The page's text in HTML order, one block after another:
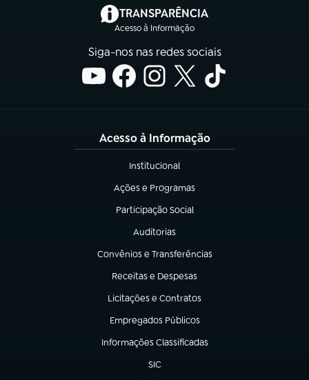
TRANSPARÊNCIA
Acesso à Informação
(abre em nova aba)
Siga-nos nas redes sociais
Acesso à Informação
Institucional
(abre em nova aba)
Ações e Programas
(abre em nova aba)
Participação Social
(abre em nova aba)
Auditorias
(abre em nova aba)
Convênios e Transferências
(abre em nova aba)
Receitas e Despesas
(abre em nova aba)
Licitações e Contratos
(abre em nova aba)
Empregados Públicos
(abre em nova aba)
Informações Classificadas
(abre em nova aba)
SIC
(abre em nova aba)